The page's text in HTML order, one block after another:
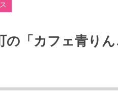
の「カフェ青り